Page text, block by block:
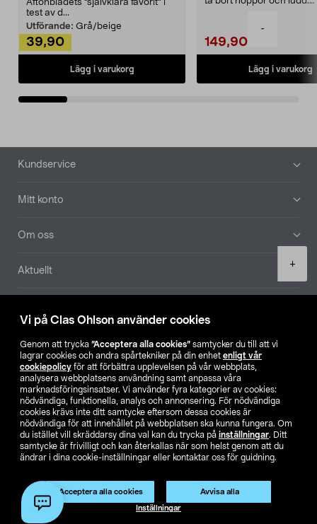
Vi på Clas Ohlson använder cookies
Genom att trycka ”Acceptera alla cookies” samtycker du till att vi
lagrar cookies och andra spårtekniker på din enhet enligt vår
cookiepolicy för att förbättra upplevelsen på vår webbplats,
analysera webbplatsens användning samt anpassa våra
marknadsföringsinsatser. Vi använder fyra kategorier av cookies:
nödvändiga, funktionella, analys och annonsering. För nödvändiga
cookies krävs inte ditt samtycke eftersom dessa cookies är
nödvändiga för att innehållet på webbplatsen ska kunna fungera. Om
du istället vill skräddarsy dina val kan du trycka på inställningar. Ditt
samtycke är frivilligt och kan återkallas när som helst genom att du
ändrar i dina cookie-inställningar eller kontaktar oss för guidning.
Acceptera alla cookies Avvisa alla
Inställningar
-
+
Aftonbladets "självklara favorit” i
test av d...
Utförande: Grå/beige
39,90
Lägg i varukorg
149,90
Lägg i varukorg
Sidfot
Kundservice
Mitt konto
Om oss
Aktuellt
Hitta butik
SE NO FI
Ändra till priser exklusive moms